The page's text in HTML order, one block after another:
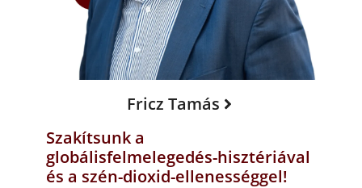
Fricz Tamás
Szakítsunk a
globálisfelmelegedés-hisztériával
és a szén-dioxid-ellenességgel!